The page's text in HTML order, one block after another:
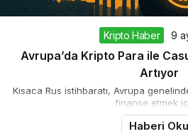
Kripto Haber 9
Avrupa’da Kripto Para ile
Artıyor
Kısaca Rus istihbaratı, Avrupa
finanse etmek
Haberi Oku